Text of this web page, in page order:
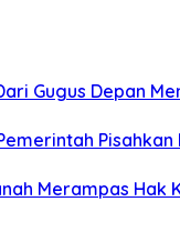
Gugus Depan
Merampas